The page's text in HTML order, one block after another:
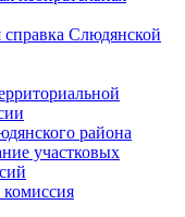
справка Слюдянской
района
участковых